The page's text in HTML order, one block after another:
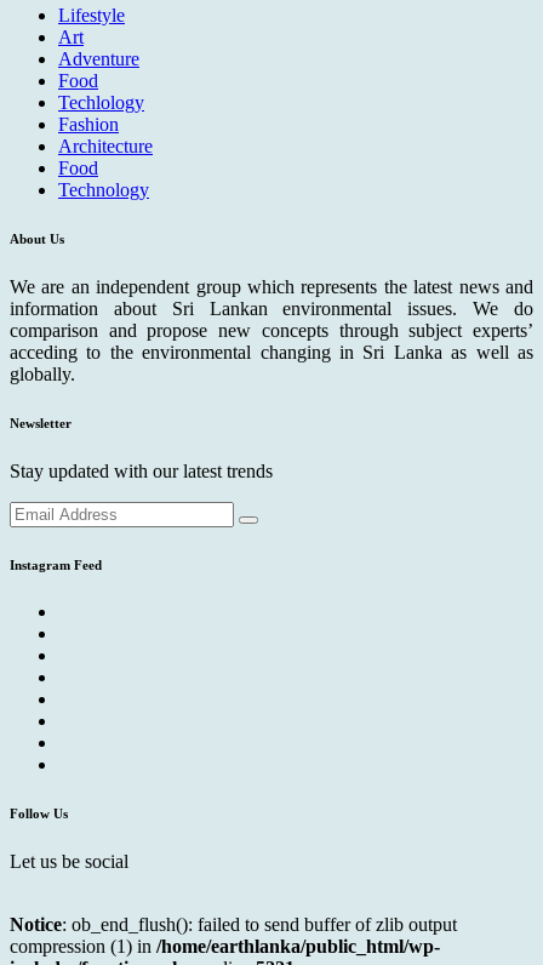
Lifestyle
Art
Adventure
Food
Techlology
Fashion
Architecture
Food
Technology
About Us
We are an independent group which represents the latest news and
information about Sri Lankan environmental issues. We do
comparison and propose new concepts through subject experts’
acceding to the environmental changing in Sri Lanka as well as
globally.
Newsletter
Stay updated with our latest trends
Instagram Feed
Follow Us
Let us be social
Notice: ob_end_flush(): failed to send buffer of zlib output
compression (1) in /home/earthlanka/public_html/wp-